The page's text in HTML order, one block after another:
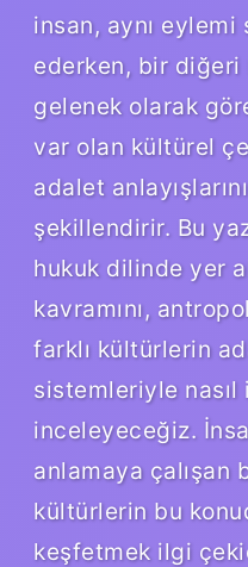
insan, aynı
ederken, bir
gelenek olarak
var olan kültürel
adalet
şekillendirir. Bu
hukuk dilinde yer
kavramını,
farklı kültürlerin
sistemleriyle
inceleyeceğiz.
anlamaya çalışan
kültürlerin bu
keşfetmek ilgi